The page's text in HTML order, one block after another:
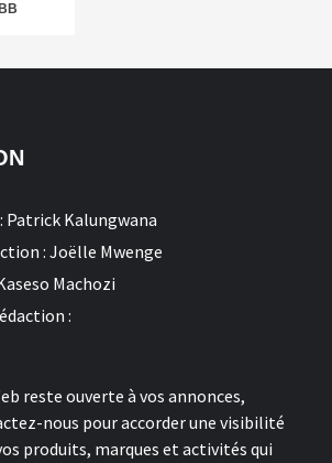
Patrick Kalungwana
: Joëlle Mwenge
Machozi
:
reste ouverte à vos annonces,
nous pour accorder une visibilité
produits, marques et activités qui